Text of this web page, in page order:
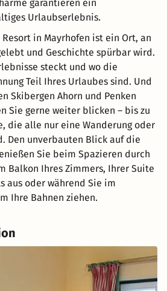
garantieren ein
Urlaubserlebnis.
in Mayrhofen ist ein Ort, an
und Geschichte spürbar wird.
steckt und wo die
Teil Ihres Urlaubes sind. Und
Skibergen Ahorn und Penken
Sie gerne weiter blicken – bis zu
die alle nur eine Wanderung oder
Den unverbauten Blick auf die
Sie beim Spazieren durch
Balkon Ihres Zimmers, Ihrer Suite
aus oder während Sie im
Ihre Bahnen ziehen.